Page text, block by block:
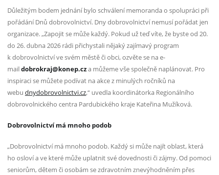
Důležitým bodem jednání bylo schválení memoranda o spolupráci při
pořádání Dnů dobrovolnictví. Dny dobrovolnictví nemusí pořádat jen
organizace. „Zapojit se může každý. Pokud už teď víte, že byste od 20.
do 26. dubna 2026 rádi přichystali nějaký zajímavý program
k dobrovolnictví ve svém městě či obci, ozvěte se na e-
maildobrokraj@konep.cza můžeme vše společně naplánovat. Pro
inspiraci se můžete podívat na akce z minulých ročníků na
webu dnydobrovolnictvi.cz,“ uvedla koordinátorka Regionálního
dobrovolnického centra Pardubického kraje Kateřina Mužíková.
Dobrovolnictví má mnoho podob
„Dobrovolnictví má mnoho podob. Každý si může najít oblast, která
ho osloví a ve které může uplatnit své dovednosti či zájmy. Od pomoci
seniorům, dětem či osobám se zdravotním znevýhodněním přes